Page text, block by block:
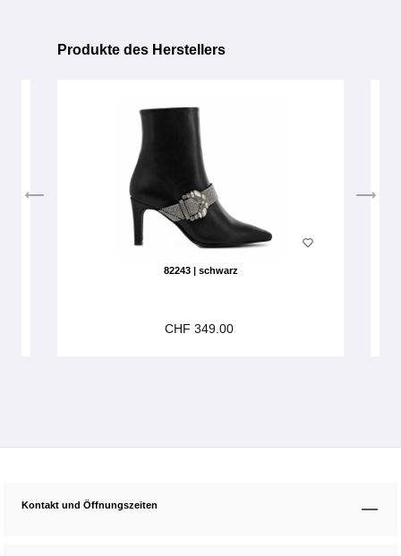
Produktgalerie überspringen
Produkte des Herstellers
82243 | schwarz
CHF 349.00
Kontakt und Öffnungszeiten